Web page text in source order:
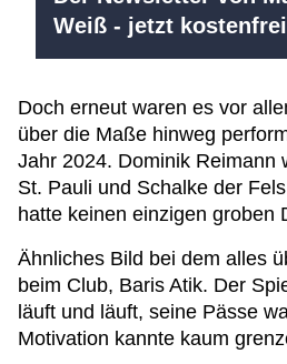
Weiß - jetzt
Doch erneut waren es vor
über die Maße hinweg
Jahr 2024. Dominik Reimann
St. Pauli und Schalke der
hatte keinen einzigen groben
Ähnliches Bild bei dem alles
beim Club, Baris Atik. Der
läuft und läuft, seine Pässe
Motivation kannte kaum